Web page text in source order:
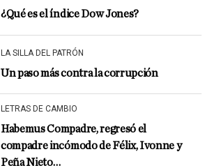
¿Qué es el índice Dow Jones?
LA SILLA DEL PATRÓN
Un paso más contra la corrupción
LETRAS DE CAMBIO
Habemus Compadre, regresó el
compadre incómodo de Félix, Ivonne y
Peña Nieto…